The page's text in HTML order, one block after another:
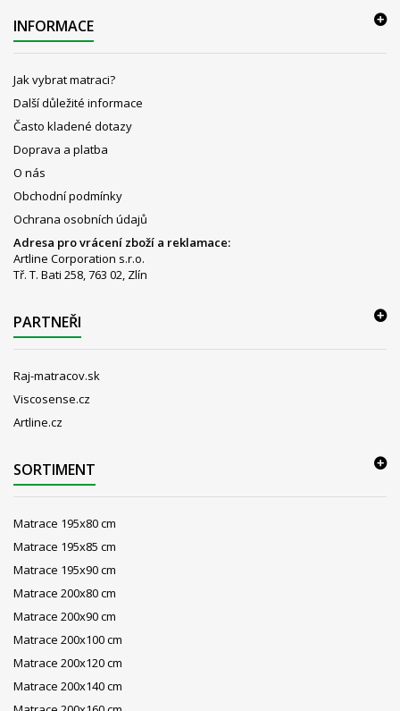
INFORMACE
Jak vybrat matraci?
Další důležité informace
Často kladené dotazy
Doprava a platba
O nás
Obchodní podmínky
Ochrana osobních údajů
Adresa pro vrácení zboží a reklamace:
Artline Corporation s.r.o.
Tř. T. Bati 258, 763 02, Zlín
PARTNEŘI
Raj-matracov.sk
Viscosense.cz
Artline.cz
SORTIMENT
Matrace 195x80 cm
Matrace 195x85 cm
Matrace 195x90 cm
Matrace 200x80 cm
Matrace 200x90 cm
Matrace 200x100 cm
Matrace 200x120 cm
Matrace 200x140 cm